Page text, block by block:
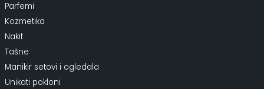
Parfemi
Kozmetika
Nakit
Tašne
Manikir setovi i ogledala
Unikati pokloni